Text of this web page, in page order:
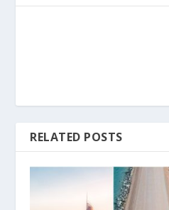
RELATED POSTS